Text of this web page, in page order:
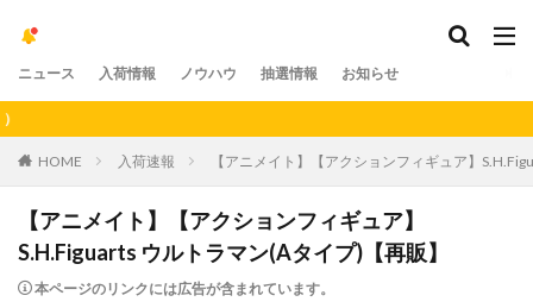
ニュース 入荷情報 ノウハウ 抽選情報 お知らせ
HOME 入荷速報 【アニメイト】【アクションフィギュア】
【アニメイト】【アクションフィギュア】
S.H.Figuarts ウルトラマン(Aタイプ)【再販】
本ページのリンクには広告が含まれています。